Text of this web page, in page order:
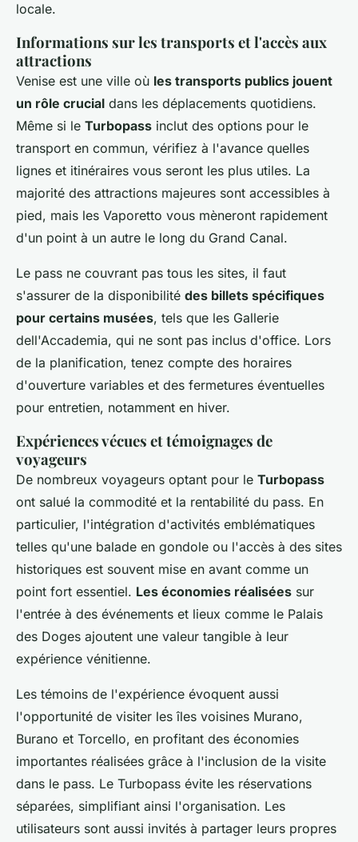
locale.
Informations sur les transports et l'accès aux
attractions
Venise est une ville où les transports publics jouent
un rôle crucial dans les déplacements quotidiens.
Même si le Turbopass inclut des options pour le
transport en commun, vérifiez à l'avance quelles
lignes et itinéraires vous seront les plus utiles. La
majorité des attractions majeures sont accessibles à
pied, mais les Vaporetto vous mèneront rapidement
d'un point à un autre le long du Grand Canal.
Le pass ne couvrant pas tous les sites, il faut
s'assurer de la disponibilité des billets spécifiques
pour certains musées, tels que les Gallerie
dell'Accademia, qui ne sont pas inclus d'office. Lors
de la planification, tenez compte des horaires
d'ouverture variables et des fermetures éventuelles
pour entretien, notamment en hiver.
Expériences vécues et témoignages de
voyageurs
De nombreux voyageurs optant pour le Turbopass
ont salué la commodité et la rentabilité du pass. En
particulier, l'intégration d'activités emblématiques
telles qu'une balade en gondole ou l'accès à des sites
historiques est souvent mise en avant comme un
point fort essentiel. Les économies réalisées sur
l'entrée à des événements et lieux comme le Palais
des Doges ajoutent une valeur tangible à leur
expérience vénitienne.
Les témoins de l'expérience évoquent aussi
l'opportunité de visiter les îles voisines Murano,
Burano et Torcello, en profitant des économies
importantes réalisées grâce à l'inclusion de la visite
dans le pass. Le Turbopass évite les réservations
séparées, simplifiant ainsi l'organisation. Les
utilisateurs sont aussi invités à partager leurs propres